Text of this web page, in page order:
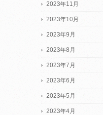
2023年11月
2023年10月
2023年9月
2023年8月
2023年7月
2023年6月
2023年5月
2023年4月